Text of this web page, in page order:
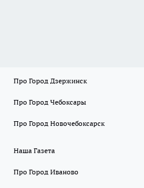
Про Город Дзержинск
Про Город Чебоксары
Про Город Новочебоксарск
Наша Газета
Про Город Иваново